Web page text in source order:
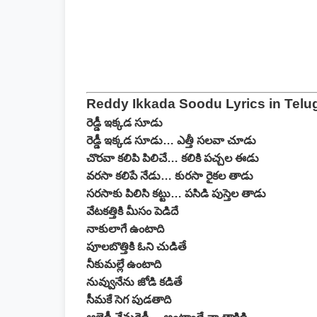
Reddy Ikkada Soodu Lyrics in
రెడ్డీ ఇక్కడ సూడు
రెడ్డీ ఇక్కడ సూడు… ఎత్తీ సలవా చూడు
చొరవా కలిపి పిలిచే… కలికి పచ్చల ఈడు
వరసా కలిపే నేడు… కురసా రైకల తాడు
సరసాకు పిలిసి కట్టు… పసిడి పుస్తెల తాడు
వేటకత్తికి మీసం పెడిదే
నాకులాగే ఉంటాది
పూలబొత్తికి ఓని చుడితే
నీకుమల్లే ఉంటాది
నువ్వునేను జోడి కడితే
సీమకే సెగ పుడతాది